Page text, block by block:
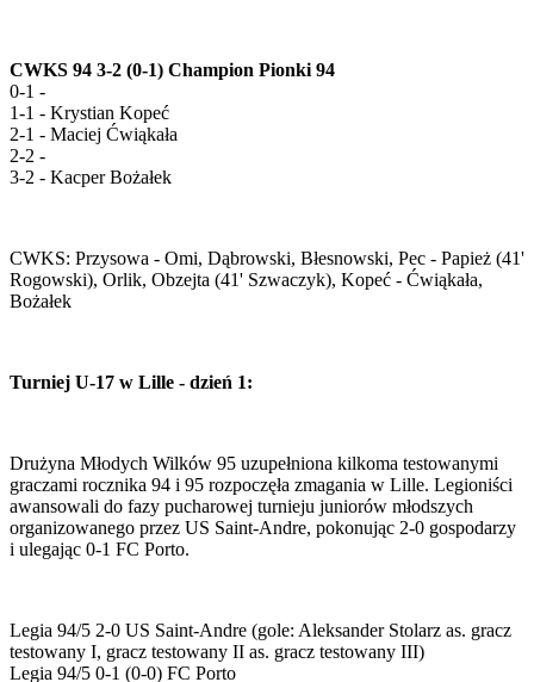
CWKS 94 3-2 (0-1) Champion Pionki 94
0-1 -
1-1 - Krystian Kopeć
2-1 - Maciej Ćwiąkała
2-2 -
3-2 - Kacper Bożałek
CWKS: Przysowa - Omi, Dąbrowski, Błesnowski, Pec - Papież (41'
Rogowski), Orlik, Obzejta (41' Szwaczyk), Kopeć - Ćwiąkała,
Bożałek
Turniej U-17 w Lille - dzień 1:
Drużyna Młodych Wilków 95 uzupełniona kilkoma testowanymi
graczami rocznika 94 i 95 rozpoczęła zmagania w Lille. Legioniści
awansowali do fazy pucharowej turnieju juniorów młodszych
organizowanego przez US Saint-Andre, pokonując 2-0 gospodarzy
i ulegając 0-1 FC Porto.
Legia 94/5 2-0 US Saint-Andre (gole: Aleksander Stolarz as. gracz
testowany I, gracz testowany II as. gracz testowany III)
Legia 94/5 0-1 (0-0) FC Porto